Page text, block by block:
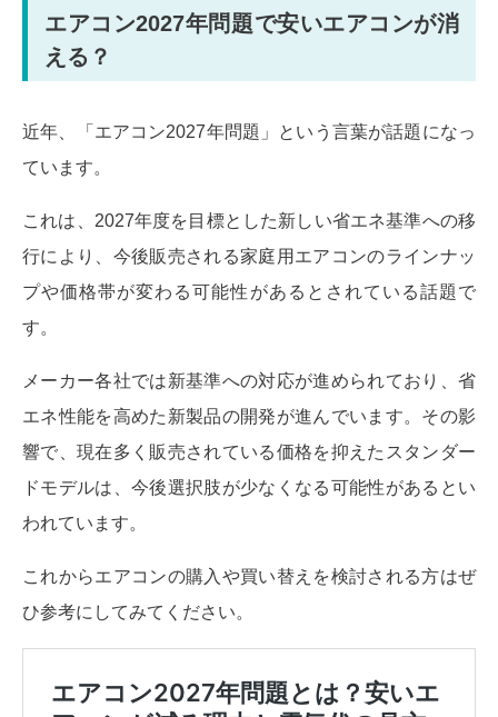
エアコン2027年問題で安いエアコンが消
える？
近年、「エアコン2027年問題」という言葉が話題になっ
ています。
これは、2027年度を目標とした新しい省エネ基準への移
行により、今後販売される家庭用エアコンのラインナッ
プや価格帯が変わる可能性があるとされている話題で
す。
メーカー各社では新基準への対応が進められており、省
エネ性能を高めた新製品の開発が進んでいます。その影
響で、現在多く販売されている価格を抑えたスタンダー
ドモデルは、今後選択肢が少なくなる可能性があるとい
われています。
これからエアコンの購入や買い替えを検討される方はぜ
ひ参考にしてみてください。